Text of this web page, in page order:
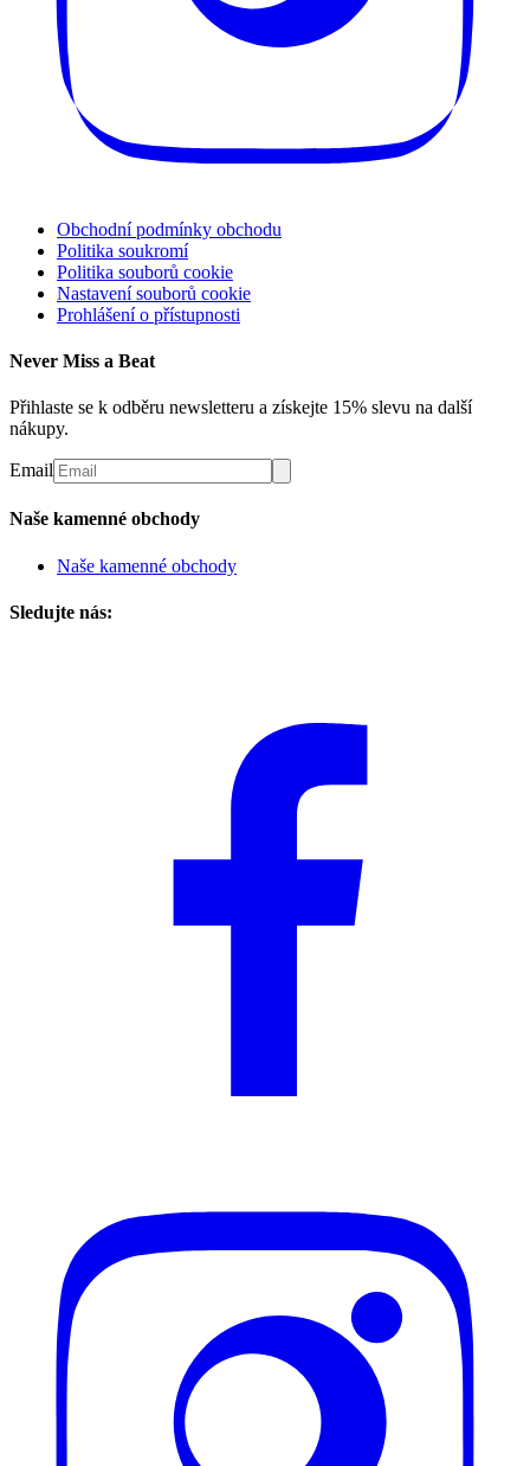
Obchodní podmínky obchodu
Politika soukromí
Politika souborů cookie
Nastavení souborů cookie
Prohlášení o přístupnosti
Never Miss a Beat
Přihlaste se k odběru newsletteru a získejte 15% slevu na další
nákupy.
Email
Naše kamenné obchody
Naše kamenné obchody
Sledujte nás: